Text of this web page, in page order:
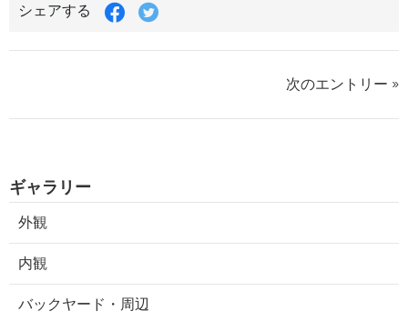
シェアする
次のエントリー »
ギャラリー
外観
内観
バックヤード・周辺